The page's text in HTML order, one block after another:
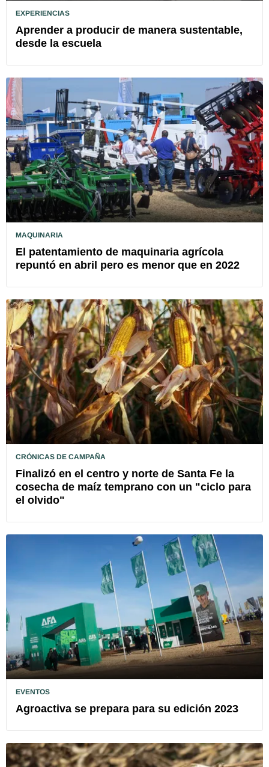
EXPERIENCIAS
Aprender a producir de manera sustentable,
desde la escuela
MAQUINARIA
El patentamiento de maquinaria agrícola
repuntó en abril pero es menor que en 2022
CRÓNICAS DE CAMPAÑA
Finalizó en el centro y norte de Santa Fe la
cosecha de maíz temprano con un "ciclo para
el olvido"
EVENTOS
Agroactiva se prepara para su edición 2023